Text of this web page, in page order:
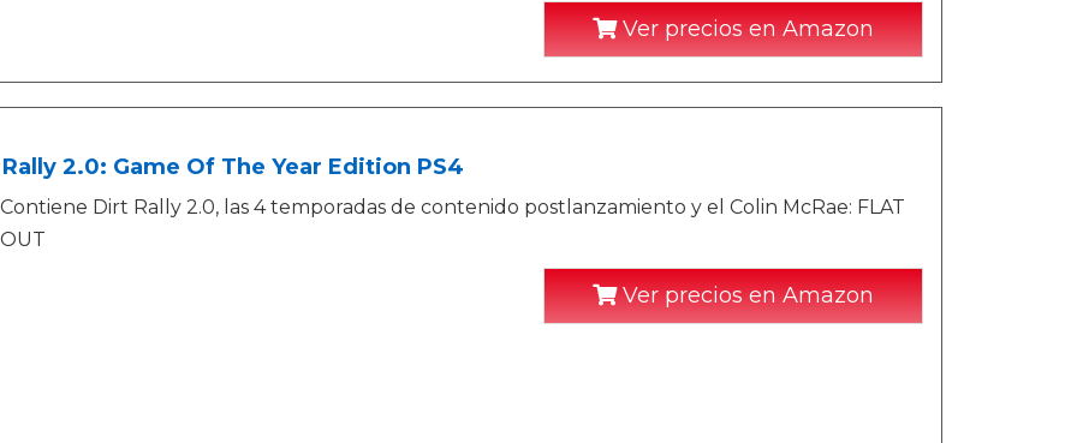
Ver precios en Amazon
2.0: Game Of The Year Edition PS4
Contiene Dirt Rally 2.0, las 4 temporadas de contenido postlanzamiento y el Colin McRae: FLAT
OUT
Ver precios en Amazon